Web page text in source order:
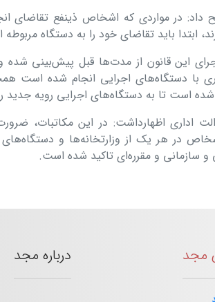
داد: در مواردی که اشخاص ذینفع تقاضای
ابتدا باید تقاضای خود را به دستگاه مربوطه
این قانون از مدت‌ها قبل پیش‌بینی شده
با دستگاه‌های اجرایی انجام شده است
است تا به دستگاه‌های اجرایی رویه جدید را
اداری اظهارداشت: در این مکاتبات،
در هر یک از وزارتخانه‌ها و
و سازمانی و مقرره‌ای تاکید شده است.
مجد درباره مجد